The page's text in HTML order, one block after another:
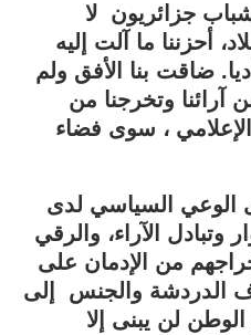
جزائريون لا
أحزننا ما آلت إليه
ضاقت بنا الأفق ولم
آرائنا وتخرجنا من
، سوى فضاء
الوعي السياسي لدى
وتبادل الآراء، والرقي
من الإدمان على
الدردشة والجنس إلى
لن يبنى إلا